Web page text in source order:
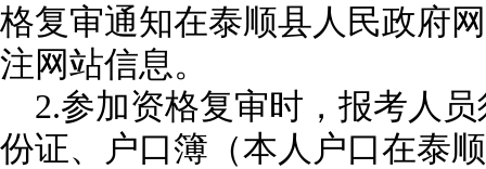
格复审通知在泰顺县人民政府
注网站信息。
2.参加资格复审时，报考人
份证、户口簿（本人户口在泰